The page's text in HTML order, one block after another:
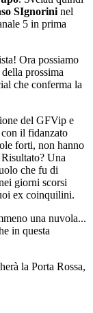
SIgnorini nel
5 in prima
Ora possiamo
prossima
che conferma la
del GFVip e
con il fidanzato
forti, non hanno
Una
che fu di
giorni scorsi
ex coinquilini.
una nuvola...
in questa
la Porta Rossa,